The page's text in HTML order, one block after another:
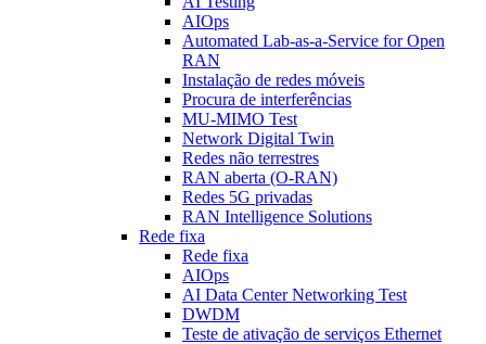
AIOps
Automated Lab-as-a-Service for Open
RAN
Instalação de redes móveis
Procura de interferências
MU-MIMO Test
Network Digital Twin
Redes não terrestres
RAN aberta (O-RAN)
Redes 5G privadas
RAN Intelligence Solutions
Rede fixa
Rede fixa
AIOps
AI Data Center Networking Test
DWDM
Teste de ativação de serviços Ethernet